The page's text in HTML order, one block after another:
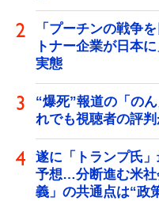
「プーチンの戦争
トナー企業が日本
実態
“爆死”報道の「の
れでも視聴者の評
遂に「トランプ氏
予想…分断進む米社
義」の共通点は“政